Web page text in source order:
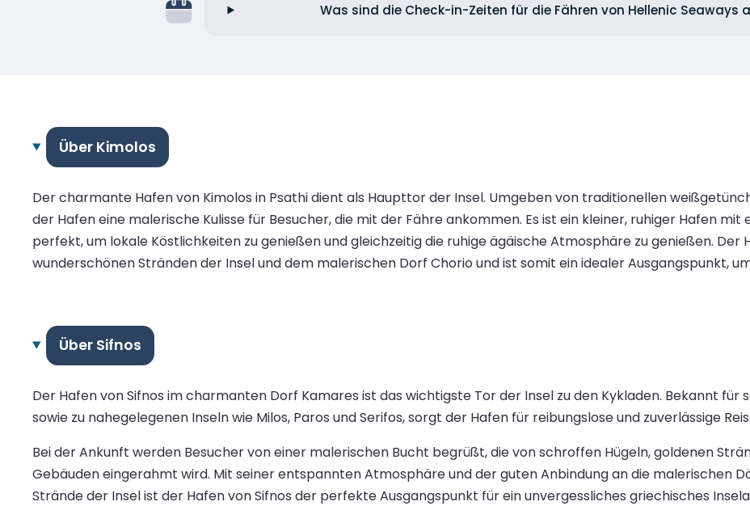
Was sind die Check-in-Zeiten für die Fähren von Hellenic Seaways
Über Kimolos
Der charmante Hafen von Kimolos in Psathi dient als Haupttor der Insel. Umgeben von traditionellen
der Hafen eine malerische Kulisse für Besucher, die mit der Fähre ankommen. Es ist ein kleiner, ruhiger Hafen
perfekt, um lokale Köstlichkeiten zu genießen und gleichzeitig die ruhige ägäische Atmosphäre zu genießen.
wunderschönen Stränden der Insel und dem malerischen Dorf Chorio und ist somit ein idealer Ausgangspunkt,
Über Sifnos
Der Hafen von Sifnos im charmanten Dorf Kamares ist das wichtigste Tor der Insel zu den Kykladen. Bekannt
sowie zu nahegelegenen Inseln wie Milos, Paros und Serifos, sorgt der Hafen für reibungslose und zuverlässige
Bei der Ankunft werden Besucher von einer malerischen Bucht begrüßt, die von schroffen Hügeln, goldenen
Gebäuden eingerahmt wird. Mit seiner entspannten Atmosphäre und der guten Anbindung an die malerischen
Strände der Insel ist der Hafen von Sifnos der perfekte Ausgangspunkt für ein unvergessliches griechisches